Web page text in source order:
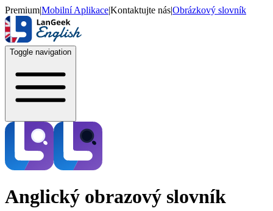
Premium|Mobilní Aplikace|Kontaktujte nás|Obrázkový slovník
Toggle navigation
Anglický obrazový slovník